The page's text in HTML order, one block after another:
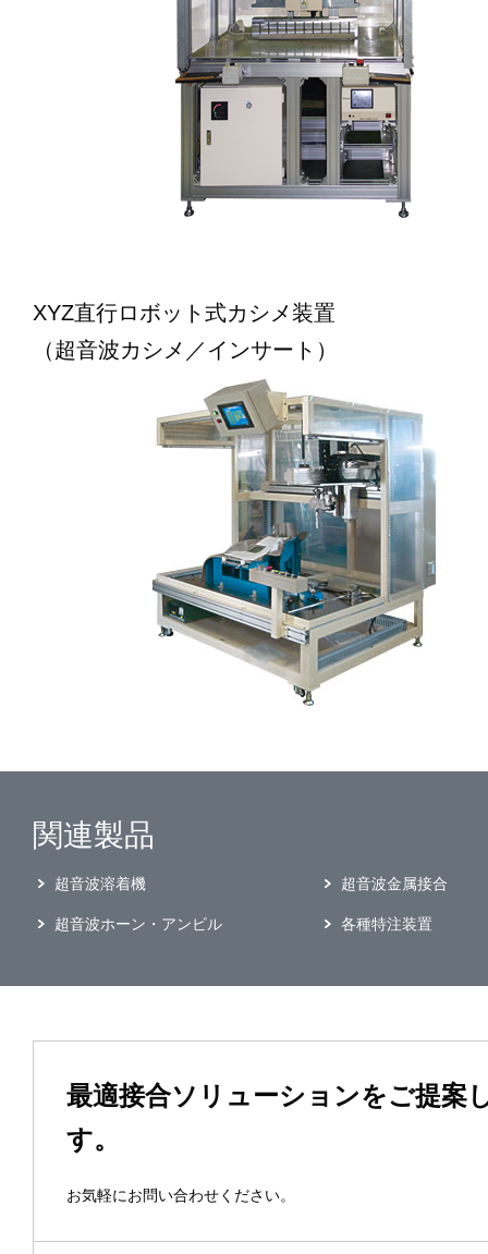
XYZ直行ロボット式カシメ装置
（超音波カシメ／インサート）
関連製品
超音波溶着機
超音波ホーン・アンビル
超音波金属接合
各種特注装置
最適接合ソリューションをご提案
す。
お気軽にお問い合わせください。